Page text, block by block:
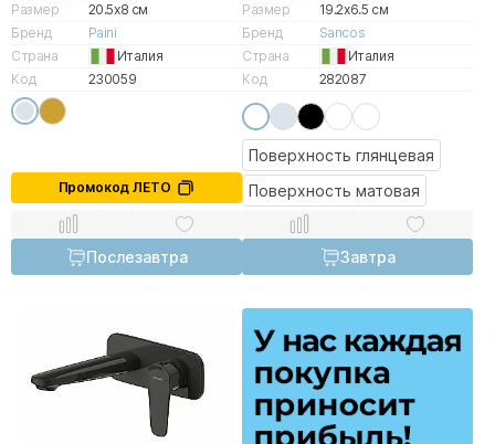
Размер
20.5x8 см
Бренд
Paini
Страна
Италия
Код
230059
Промокод ЛЕТО
Послезавтра
Размер
19.2x6.5 см
Бренд
Sancos
Страна
Италия
Код
282087
Поверхность глянцевая
Поверхность матовая
Завтра